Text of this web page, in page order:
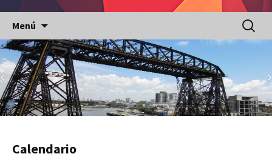
Menú
contenido
Buscar:
Calendario